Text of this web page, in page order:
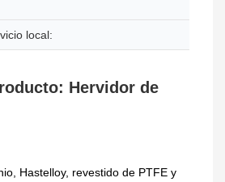
local:
Hervidor de
Hastelloy, revestido de PTFE y